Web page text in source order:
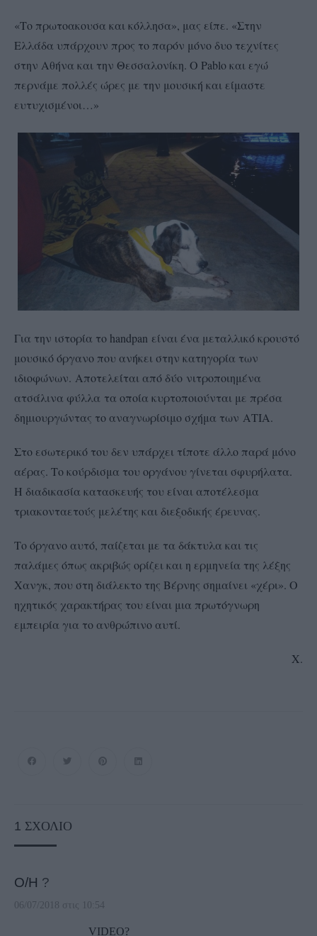
«Το πρωτοακουσα και κόλλησα», μας είπε. «Στην
Ελλάδα υπάρχουν προς το παρόν μόνο δυο τεχνίτες
στην Αθήνα και την Θεσσαλονίκη. Ο Pabloκαι εγώ
περνάμε πολλές ώρες με την μουσική και είμαστε
ευτυχισμένοι…»
Για την ιστορία το handpan είναι ένα μεταλλικό κρουστό
μουσικό όργανο που ανήκει στην κατηγορία των
ιδιοφώνων. Αποτελείται από δύο νιτροποιημένα
ατσάλινα φύλλα τα οποία κυρτοποιούνται με πρέσα
δημιουργώντας το αναγνωρίσιμο σχήμα των ΑΤΙΑ.
Στο εσωτερικό του δεν υπάρχει τίποτε άλλο παρά μόνο
αέρας. Το κούρδισμα του οργάνου γίνεται σφυρήλατα.
Η διαδικασία κατασκευής του είναι αποτέλεσμα
τριακονταετούς μελέτης και διεξοδικής έρευνας.
Το όργανο αυτό, παίζεται με τα δάκτυλα και τις
παλάμες όπως ακριβώς ορίζει και η ερμηνεία της λέξης
Χανγκ, που στη διάλεκτο της Βέρνης σημαίνει «χέρι». Ο
ηχητικός χαρακτήρας του είναι μια πρωτόγνωρη
εμπειρία για το ανθρώπινο αυτί.
Χ.
1 ΣΧΌΛΙΟ
Ο/Η ?
06/07/2018 στις 10:54
VIDEO?